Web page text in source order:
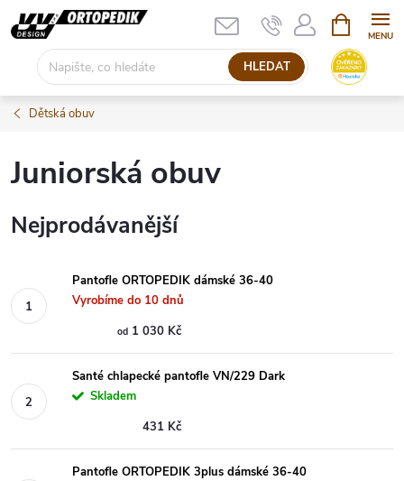
Přejít
na
HLEDAT
NÁKUPNÍ
KOŠÍK
Dětská obuv
Juniorská obuv
Nejprodávanější
Pantofle ORTOPEDIK dámské 36-40
Vyrobíme do 10 dnů
od 1 030 Kč
Santé chlapecké pantofle VN/229 Dark
Skladem
431 Kč
Pantofle ORTOPEDIK 3plus dámské 36-40